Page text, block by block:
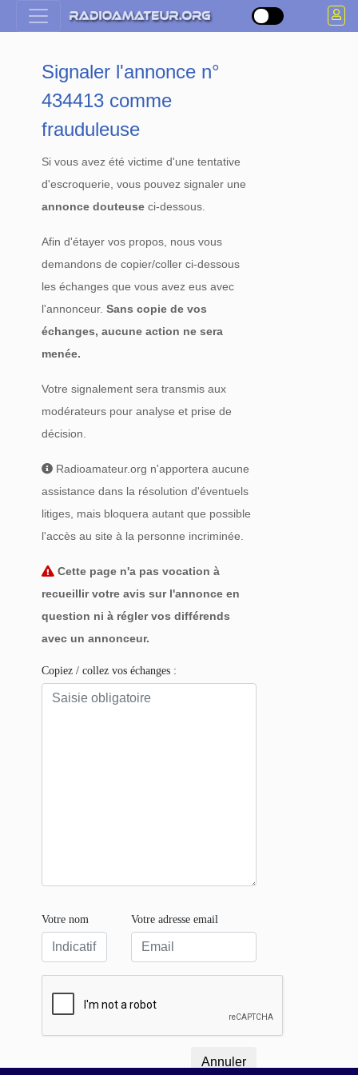
Signaler l'annonce n°
434413 comme
frauduleuse
Si vous avez été victime d'une tentative
d'escroquerie, vous pouvez signaler une
annonce douteuse ci-dessous.
Afin d'étayer vos propos, nous vous
demandons de copier/coller ci-dessous
les échanges que vous avez eus avec
l'annonceur.Sans copie de vos
échanges, aucune action ne sera
menée.
Votre signalement sera transmis aux
modérateurs pour analyse et prise de
décision.
Radioamateur.org n'apportera aucune
assistance dans la résolution d'éventuels
litiges, mais bloquera autant que possible
l'accès au site à la personne incriminée.
Cette page n'a pas vocation à
recueillir votre avis sur l'annonce en
question ni à régler vos différends
avec un annonceur.
Copiez / collez vos échanges :
Votre nom Votre adresse email